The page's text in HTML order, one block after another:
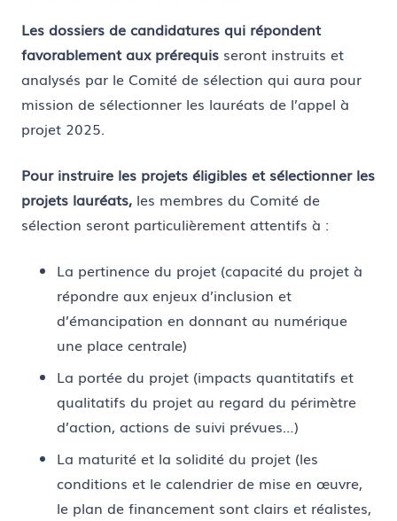
Les dossiers de candidatures qui répondent
favorablement aux prérequis seront instruits et
analysés par le Comité de sélection qui aura pour
mission de sélectionner les lauréats de l’appel à
projet 2025.
Pour instruire les projets éligibles et sélectionner les
projets lauréats, les membres du Comité de
sélection seront particulièrement attentifs à :
La pertinence du projet (capacité du projet à
répondre aux enjeux d’inclusion et
d’émancipation en donnant au numérique
une place centrale)
La portée du projet (impacts quantitatifs et
qualitatifs du projet au regard du périmètre
d’action, actions de suivi prévues…)
La maturité et la solidité du projet (les
conditions et le calendrier de mise en œuvre,
le plan de financement sont clairs et réalistes,